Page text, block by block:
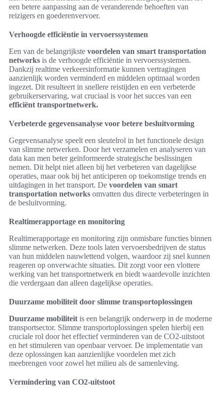
een betere aanpassing aan de veranderende behoeften van
reizigers en goederenvervoer.
Verhoogde efficiëntie in vervoerssystemen
Een van de belangrijkste voordelen van smart transportation
networks is de verhoogde efficiëntie in vervoerssystemen.
Dankzij realtime verkeersinformatie kunnen vertragingen
aanzienlijk worden verminderd en middelen optimaal worden
ingezet. Dit resulteert in snellere reistijden en een verbeterde
gebruikerservaring, wat cruciaal is voor het succes van een
efficiënt transportnetwerk.
Verbeterde gegevensanalyse voor betere besluitvorming
Gegevensanalyse speelt een sleutelrol in het functionele design
van slimme netwerken. Door het verzamelen en analyseren van
data kan men beter geïnformeerde strategische beslissingen
nemen. Dit helpt niet alleen bij het verbeteren van dagelijkse
operaties, maar ook bij het anticiperen op toekomstige trends en
uitdagingen in het transport. De voordelen van smart
transportation networks omvatten dus directe verbeteringen in
de besluitvorming.
Realtimerapportage en monitoring
Realtimerapportage en monitoring zijn onmisbare functies binnen
slimme netwerken. Deze tools laten vervoersbedrijven de status
van hun middelen nauwlettend volgen, waardoor zij snel kunnen
reageren op onverwachte situaties. Dit zorgt voor een vlottere
werking van het transportnetwerk en biedt waardevolle inzichten
die verdergaan dan alleen dagelijkse operaties.
Duurzame mobiliteit door slimme transportoplossingen
Duurzame mobiliteit is een belangrijk onderwerp in de moderne
transportsector. Slimme transportoplossingen spelen hierbij een
cruciale rol door het effectief verminderen van de CO2-uitstoot
en het stimuleren van openbaar vervoer. De implementatie van
deze oplossingen kan aanzienlijke voordelen met zich
meebrengen voor zowel het milieu als de samenleving.
Vermindering van CO2-uitstoot